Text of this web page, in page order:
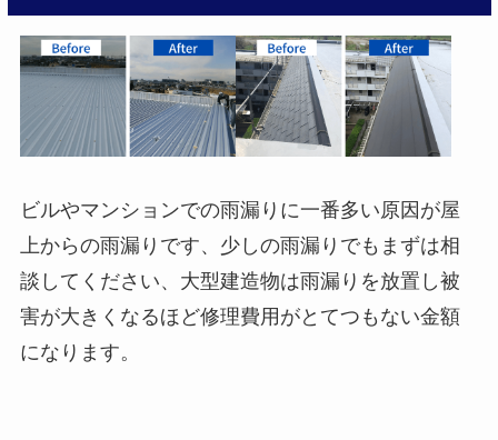
ビルやマンションでの雨漏りに一番多い原因が屋
上からの雨漏りです、少しの雨漏りでもまずは相
談してください、大型建造物は雨漏りを放置し被
害が大きくなるほど修理費用がとてつもない金額
になります。